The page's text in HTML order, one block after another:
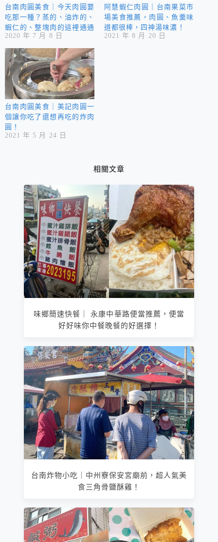
台南肉圓美食｜今天肉圓要
吃那一種？蒸的、油炸的、
蝦仁的、整塊肉的這裡通通
都有介紹！
2020 年 7 月 8 日
阿慧蝦仁肉圓｜台南果菜市
場美食推薦，肉圓、魚羹味
道都很棒，四神湯味濃！
2021 年 8 月 20 日
台南肉圓美食｜美記肉圓一
個讓你吃了還想再吃的炸肉
圓！
2021 年 5 月 24 日
相關文章
味鄉簡速快餐｜ 永康中華路便當推薦，便當
好好味你中餐晚餐的好選擇！
台南炸物小吃｜中州竂保安宮廟前，超人氣美
食三角骨鹽酥雞！